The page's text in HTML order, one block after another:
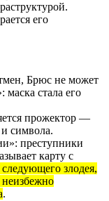
его
Брюс не может
стала его
прожектор —
символа.
преступники
карту с
злодея,
.